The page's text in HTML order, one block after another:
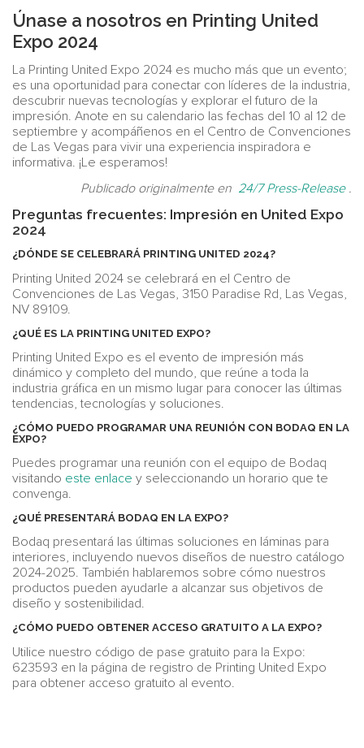
Únase a nosotros en Printing United
Expo 2024
La Printing United Expo 2024 es mucho más que un evento;
es una oportunidad para conectar con líderes de la industria,
descubrir nuevas tecnologías y explorar el futuro de la
impresión. Anote en su calendario las fechas del 10 al 12 de
septiembre y acompáñenos en el Centro de Convenciones
de Las Vegas para vivir una experiencia inspiradora e
informativa. ¡Le esperamos!
Publicado originalmente en 24/7 Press-Release.
Preguntas frecuentes: Impresión en United Expo
2024
¿DÓNDE SE CELEBRARÁ PRINTING UNITED 2024?
Printing United 2024 se celebrará en el Centro de
Convenciones de Las Vegas, 3150 Paradise Rd, Las Vegas,
NV 89109.
¿QUÉ ES LA PRINTING UNITED EXPO?
Printing United Expo es el evento de impresión más
dinámico y completo del mundo, que reúne a toda la
industria gráfica en un mismo lugar para conocer las últimas
tendencias, tecnologías y soluciones.
¿CÓMO PUEDO PROGRAMAR UNA REUNIÓN CON BODAQ EN LA
EXPO?
Puedes programar una reunión con el equipo de Bodaq
visitando este enlace y seleccionando un horario que te
convenga.
¿QUÉ PRESENTARÁ BODAQ EN LA EXPO?
Bodaq presentará las últimas soluciones en láminas para
interiores, incluyendo nuevos diseños de nuestro catálogo
2024-2025. También hablaremos sobre cómo nuestros
productos pueden ayudarle a alcanzar sus objetivos de
diseño y sostenibilidad.
¿CÓMO PUEDO OBTENER ACCESO GRATUITO A LA EXPO?
Utilice nuestro código de pase gratuito para la Expo:
623593 en la página de registro de Printing United Expo
para obtener acceso gratuito al evento.